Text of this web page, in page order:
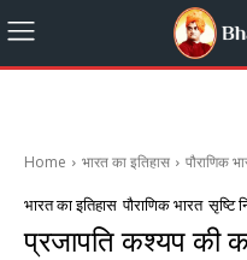
Home भारत का इतिहास पौराणिक
भारत का इतिहास पौराणिक भारत सृष्टि
प्रजापति कश्यप की